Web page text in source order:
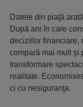
Datele din piaţă
După ani în care
deciziilor financiare,
compară mai mult şi
transformare
realitate.
ci cu nesiguranţa.